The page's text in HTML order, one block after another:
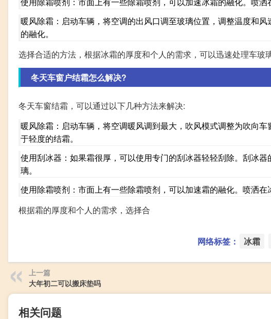
暖风除霜：启动车辆，将空调的出风口调至玻璃位置，调整温度和
的融化。
选择合适的方法，根据冰霜的厚度和个人的需求，可以迅速处理车玻
冬天车窗户结霜怎么解决?
冬天车窗结霜，可以通过以下几种方法来解决:
暖风除霜：启动车辆，将空调暖风调到最大，吹风模式调整为吹向
于轻度的结霜。
使用刮冰器：如果霜很厚，可以使用专门的刮冰器轻轻刮除。刮冰
璃。
使用除霜喷剂：市面上有一些除霜喷剂，可以加速霜的融化。喷洒
根据霜的厚度和个人的需求，选择合
网络标签： 冰霜
上一篇
大年初二可以搬床垫吗
相关问题